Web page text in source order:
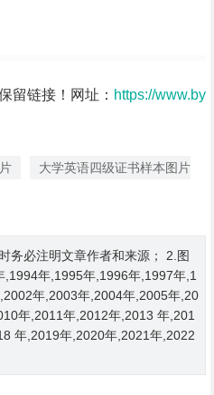
留链接！网址： https://www.by
大学英语四级证书样本图片
务必注明文章作者和来源； 2.图
年,1995年,1996年,1997年,1
年,2003年,2004年,2005年,20
年,2011年,2012年,2013 年,201
年,2019年,2020年,2021年,2022